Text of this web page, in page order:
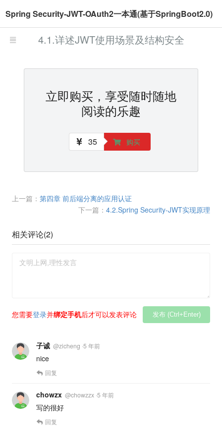
Spring Security-JWT-OAuth2一本通(基于SpringBoot2.0)
4.1.详述JWT使用场景及结构安全
立即购买，享受随时随地
阅读的乐趣
35 购买
上一篇： 第四章 前后端分离的应用认证
下一篇： 4.2.Spring Security-JWT实现原理
相关评论(2)
您需要登录并绑定手机后才可以发表评论 发布 (Ctrl+Enter)
子诚 @zicheng ·5 年前
nice
回复
chowzx @chowzzx ·5 年前
写的很好
回复